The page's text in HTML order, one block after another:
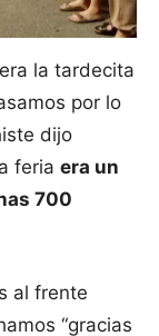
la tardecita
por lo
dijo
feria era un
700
al frente
“gracias